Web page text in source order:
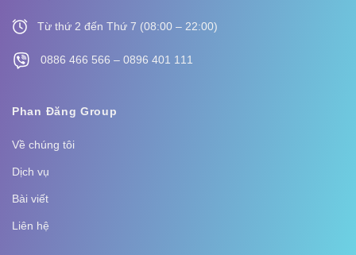
Từ thứ 2 đến Thứ 7 (08:00 – 22:00)
0886 466 566 – 0896 401 111
Phan Đăng Group
Về chúng tôi
Dịch vụ
Bài viết
Liên hệ